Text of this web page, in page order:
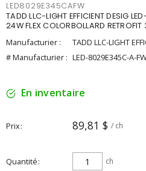
LED8029E345CAFW
TADD LLC-LIGHT EFFICIENT DESIG
24W FLEX COLORBOLLARD
Manufacturier :
TADD LLC-LIGHT
# Manufacturier : LED-8029E345C-A-
En inventaire
Prix 89,81 $ / ch
Quantité ch